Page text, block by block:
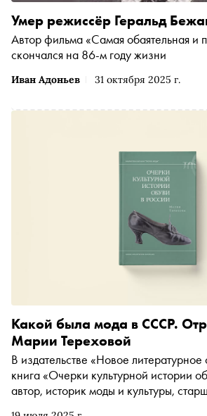
Иван Адоньев 31 октября 2025 г.
Умер режиссёр Геральд
Автор фильма «Самая обаятельная и
скончался на 86-м году жизни
Какой была мода в СССР.
Марии Тереховой
В издательстве «Новое
книга «Очерки культурной истории
автор, историк моды и культуры,